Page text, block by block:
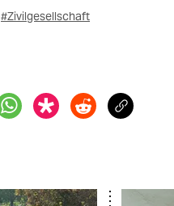
#Zivilgesellschaft